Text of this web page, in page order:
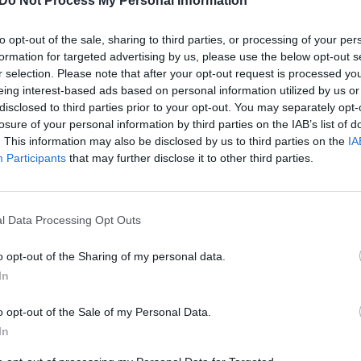
opt-out of the sale, sharing to third parties, or processing of your
for targeted advertising by us, please use the below opt-out
selection. Please note that after your opt-out request is processed
interest-based ads based on personal information utilized by us
to third parties prior to your opt-out. You may separately
of your personal information by third parties on the IAB’s list of
This information may also be disclosed by us to third parties on the
Participants that may further disclose it to other third parties.
Data Processing Opt Outs
opt-out of the Sharing of my personal data.
opt-out of the Sale of my Personal Data.
viešnios akį traukė puošniais apdarais,
įmantriais papuošalais.
Arnoldas Lukošius raudonasis kilimas
diskusija: Rusija – Europos šeimos narė?